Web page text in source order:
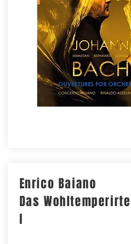
Enrico Baiano
Das
I